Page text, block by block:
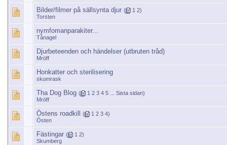
Bilder/filmer på sällsynta djur ( 1 2)
Torsten
nymfomanparakiter...
Tånagel
Djurbeteenden och händelser (utbruten tråd)
Mröff
Honkatter och sterilisering
skumrask
Tha Dog Blog ( 1 2 3 4 5 Sista sidan)
Mröff
Östens roadkill ( 1 2 3 4)
Östen
Fästingar ( 1 2)
Skumberg